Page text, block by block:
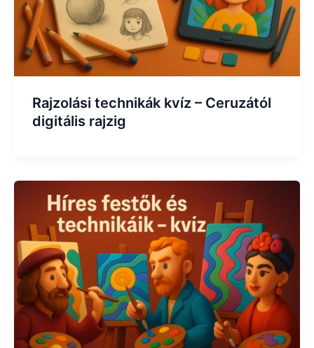
Rajzolási technikák kvíz – Ceruzától
digitális rajzig